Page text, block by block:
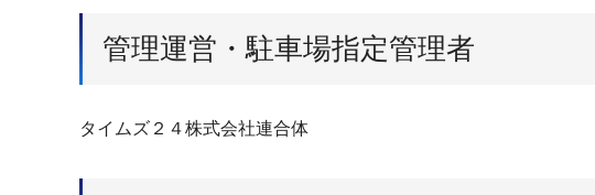
管理運営・駐車場指定管理者
タイムズ２４株式会社連合体